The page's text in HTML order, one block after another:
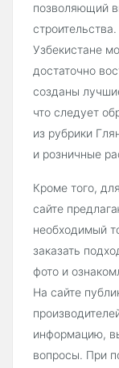
позволяющий
Узбекистане
достаточно
созданы
что следует
из рубрики
и розничные
Кроме того,
сайте
необходимый
заказать
фото и
На сайте
информацию,
вопросы. При